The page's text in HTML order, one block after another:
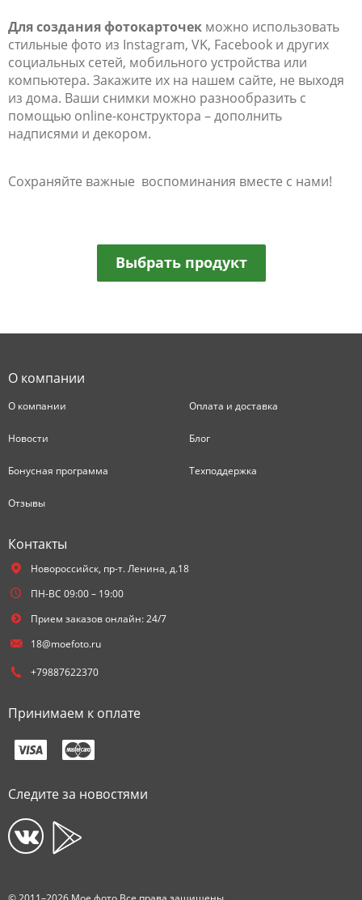
Для создания фотокарточек можно использовать
стильные фото из Instagram, VK, Facebook и других
социальных сетей, мобильного устройства или
компьютера. Закажите их на нашем сайте, не выходя
из дома. Ваши снимки можно разнообразить с
помощью online-конструктора – дополнить
надписями и декором.
Сохраняйте важные воспоминания вместе с нами!
Выбрать продукт
О компании
О компании Оплата и доставка
Новости Блог
Бонусная программа Техподдержка
Отзывы
Контакты
Новороссийск, пр-т. Ленина, д.18
ПН-ВС 09:00 – 19:00
Прием заказов онлайн: 24/7
18@moefoto.ru
+79887622370
Принимаем к оплате
Следите за новостями